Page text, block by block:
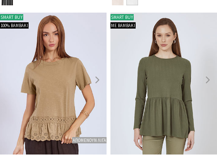
SMART BUY
100% ΒΑΜΒΑΚΙ
ΑΠΟΜΕΝΟΥΝ ΛΙΓΑ
SMART BUY
ΜΕ ΒΑΜΒΑΚΙ